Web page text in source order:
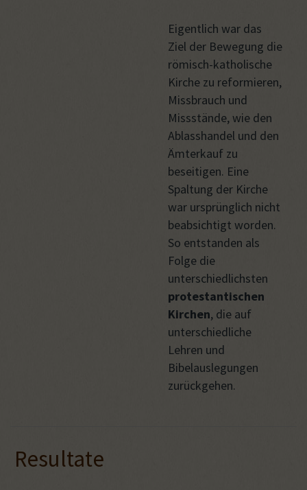
Eigentlich war das
Ziel der Bewegung die
römisch-katholische
Kirche zu reformieren,
Missbrauch und
Missstände, wie den
Ablasshandel und den
Ämterkauf zu
beseitigen. Eine
Spaltung der Kirche
war ursprünglich nicht
beabsichtigt worden.
So entstanden als
Folge die
unterschiedlichsten
protestantischen
Kirchen, die auf
unterschiedliche
Lehren und
Bibelauslegungen
zurückgehen.
Resultate